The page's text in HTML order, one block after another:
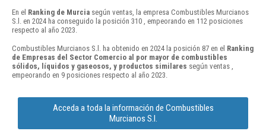
En el Ranking de Murcia según ventas, la empresa Combustibles Murcianos
S.l. en 2024 ha conseguido la posición 310 , empeorando en 112 posiciones
respecto al año 2023.
Combustibles Murcianos S.l. ha obtenido en 2024 la posición 87 en el Ranking
de Empresas del Sector Comercio al por mayor de combustibles
sólidos, líquidos y gaseosos, y productos similares según ventas ,
empeorando en 9 posiciones respecto al año 2023.
Acceda a toda la información de Combustibles
Murcianos S.l.